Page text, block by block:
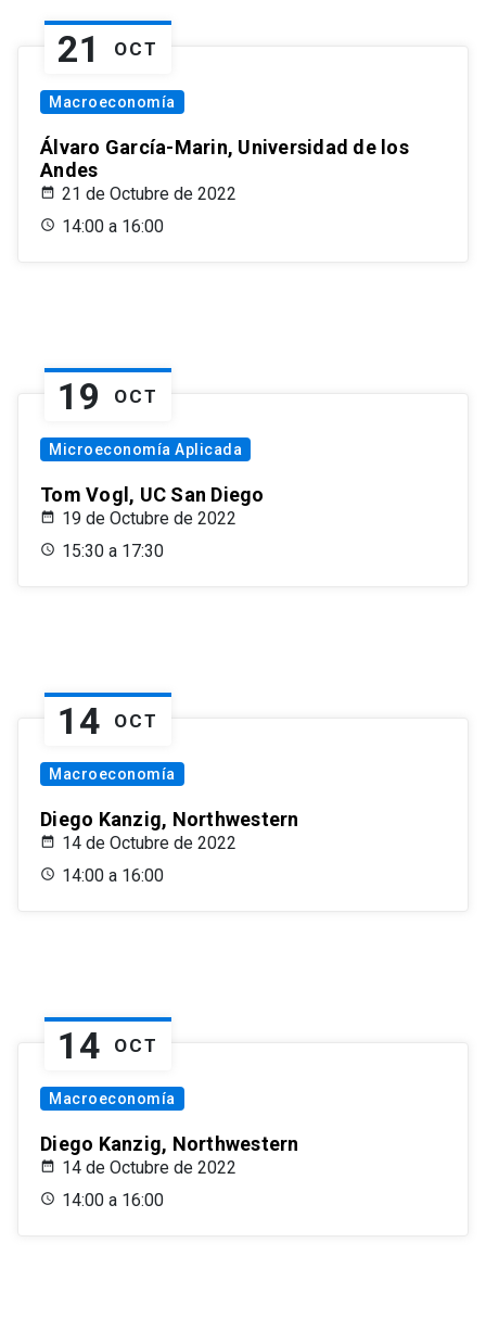
21 OCT
Macroeconomía
Álvaro García-Marin, Universidad de los
Andes
21 de Octubre de 2022
14:00 a 16:00
19 OCT
Microeconomía Aplicada
Tom Vogl, UC San Diego
19 de Octubre de 2022
15:30 a 17:30
14 OCT
Macroeconomía
Diego Kanzig, Northwestern
14 de Octubre de 2022
14:00 a 16:00
14 OCT
Macroeconomía
Diego Kanzig, Northwestern
14 de Octubre de 2022
14:00 a 16:00